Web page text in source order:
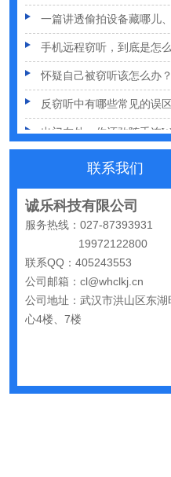
网购“反窃听神器”为何总
办公室哪些东西暗藏窃密风
联系我们
诚乐科技有限公司
服务热线：027-87393931
19972122800
联系QQ：405243553
公司邮箱：cl@whclkj.cn
公司地址：武汉市洪山区东湖
心4楼、7楼